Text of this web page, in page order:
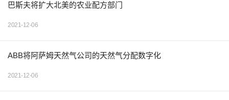
巴斯夫将扩大北美的农业配方部门
2021-12-06
ABB将阿萨姆天然气公司的天然气分配数字化
2021-12-06